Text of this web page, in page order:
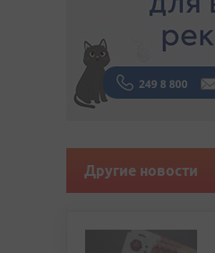
Другие новости